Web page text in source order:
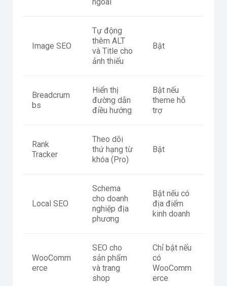
Image SEO
Tự động
thêm ALT
và Title cho
ảnh thiếu
Bật
Breadcrum
bs
Hiển thị
đường dẫn
điều hướng
Bật nếu
theme hỗ
trợ
Rank
Tracker
Theo dõi
thứ hạng từ
khóa (Pro)
Bật
Local SEO
Schema
cho doanh
nghiệp địa
phương
Bật nếu có
địa điểm
kinh doanh
WooComm
erce
SEO cho
sản phẩm
và trang
shop
Chỉ bật nếu
có
WooComm
erce